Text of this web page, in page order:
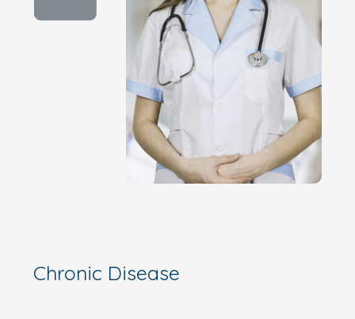
Chronic Disease